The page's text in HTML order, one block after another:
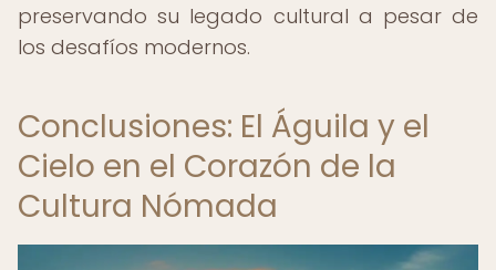
preservando su legado cultural a pesar de
los desafíos modernos.
Conclusiones: El Águila y el
Cielo en el Corazón de la
Cultura Nómada